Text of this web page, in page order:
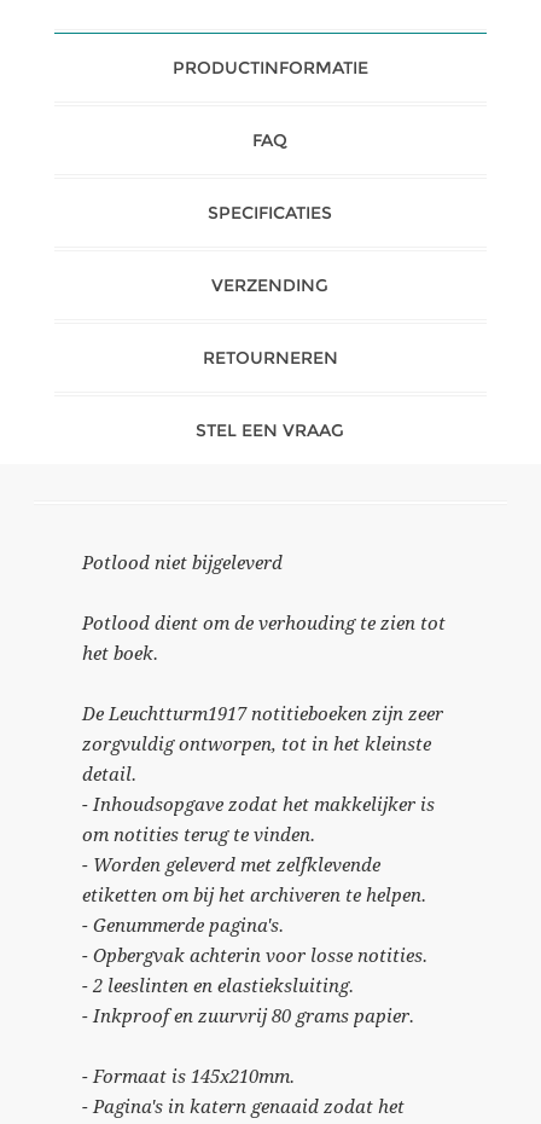
PRODUCTINFORMATIE
FAQ
SPECIFICATIES
VERZENDING
RETOURNEREN
STEL EEN VRAAG
Potlood niet bijgeleverd
Potlood dient om de verhouding te zien tot
het boek.
De Leuchtturm1917 notitieboeken zijn zeer
zorgvuldig ontworpen, tot in het kleinste
detail.
- Inhoudsopgave zodat het makkelijker is
om notities terug te vinden.
- Worden geleverd met zelfklevende
etiketten om bij het archiveren te helpen.
- Genummerde pagina's.
- Opbergvak achterin voor losse notities.
- 2 leeslinten en elastieksluiting.
- Inkproof en zuurvrij 80 grams papier.
- Formaat is 145x210mm.
- Pagina's in katern genaaid zodat het